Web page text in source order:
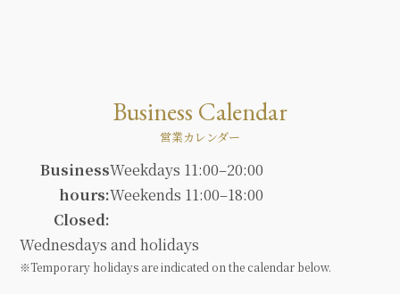
Business Calendar
営業カレンダー
Business
hours:
Weekdays 11:00–20:00
Weekends 11:00–18:00
Closed:
Wednesdays and holidays
※Temporary holidays are indicated on the calendar below.